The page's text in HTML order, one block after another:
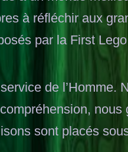
à réfléchir aux
par la First
de l’Homme.
nous
sont placés